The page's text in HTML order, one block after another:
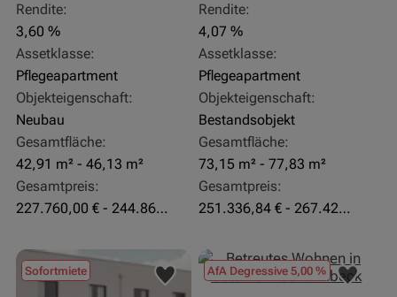
Rendite:
3,60 %
Assetklasse:
Pflegeapartment
Objekteigenschaft:
Neubau
Gesamtfläche:
42,91 m² - 46,13 m²
Gesamtpreis:
227.760,00 € - 244.860,00 €
Rendite:
4,07 %
Assetklasse:
Pflegeapartment
Objekteigenschaft:
Bestandsobjekt
Gesamtfläche:
73,15 m² - 77,83 m²
Gesamtpreis:
251.336,84 € - 267.420,00 €
Sofortmiete AfA Degressive 5,00 %